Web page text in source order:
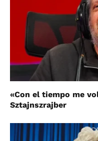
«Con el tiempo me
Sztajnszrajber